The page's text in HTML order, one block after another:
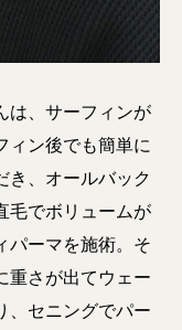
は、サーフィンが
ィン後でも簡単に
き、オールバック
毛でボリュームが
パーマを施術。そ
重さが出てウェー
、セニングでパー